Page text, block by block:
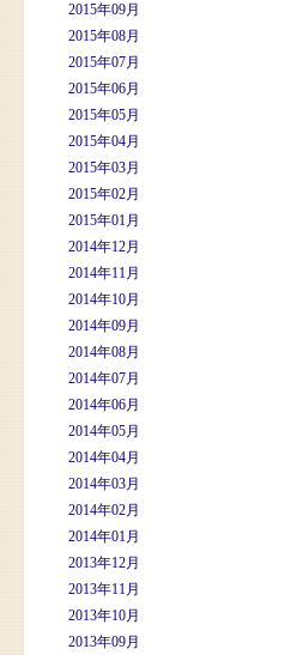
2015年09月
2015年08月
2015年07月
2015年06月
2015年05月
2015年04月
2015年03月
2015年02月
2015年01月
2014年12月
2014年11月
2014年10月
2014年09月
2014年08月
2014年07月
2014年06月
2014年05月
2014年04月
2014年03月
2014年02月
2014年01月
2013年12月
2013年11月
2013年10月
2013年09月